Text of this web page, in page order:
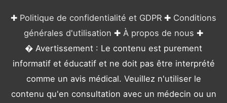
✚ Politique de confidentialité et GDPR ✚ Conditions
générales d'utilisation ✚ À propos de nous ✚
� Avertissement : Le contenu est purement
informatif et éducatif et ne doit pas être interprété
comme un avis médical. Veuillez n'utiliser le
contenu qu'en consultation avec un médecin ou un